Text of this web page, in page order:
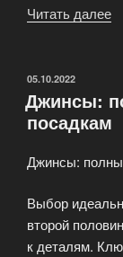
Читать далее
ОПУБЛИКОВАНО
05.10.2022
Джинсы:
посадкам
Джинсы:
Выбор
второй
к деталям.